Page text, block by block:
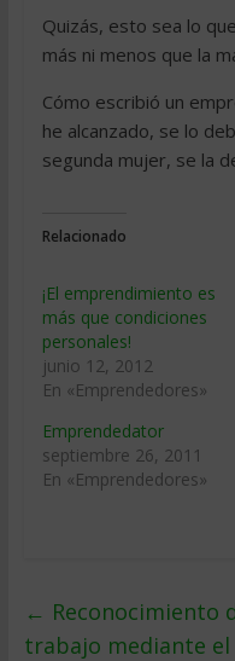
Quizás, esto sea lo
más ni menos que la
Cómo escribió un
he alcanzado, se lo
segunda mujer, se la
Relacionado
¡El emprendimiento es
más que condiciones
personales!
junio 12, 2012
En «Emprendedores»
Emprendedator
septiembre 26, 2011
En «Emprendedores»
← Reconocimiento
trabajo mediante